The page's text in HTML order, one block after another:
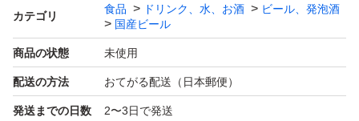
カテゴリ
食品 ドリンク、水、お酒
ビール、発泡酒
国産ビール
商品の状態 未使用
配送の方法 おてがる配送（日本郵便）
発送までの日数 2〜3日で発送